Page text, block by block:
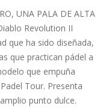
UNA PALA DE ALTA
Revolution II
que ha sido diseñada,
que practican pádel a
que empuña
Tour. Presenta
punto dulce.